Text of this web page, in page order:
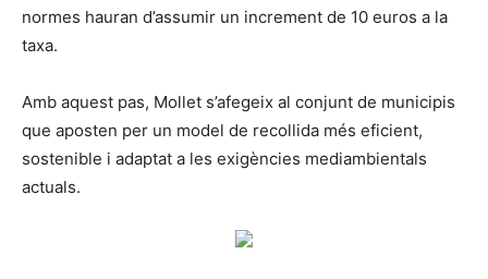
normes hauran d’assumir un increment de 10 euros a la
taxa.
Amb aquest pas, Mollet s’afegeix al conjunt de municipis
que aposten per un model de recollida més eficient,
sostenible i adaptat a les exigències mediambientals
actuals.